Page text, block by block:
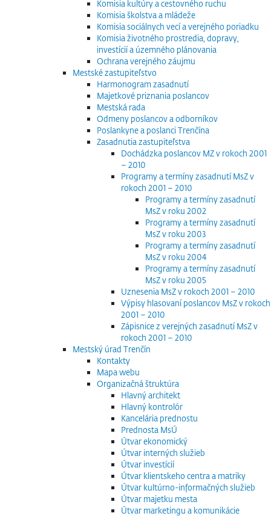
Komisia kultúry a cestovného ruchu
Komisia školstva a mládeže
Komisia sociálnych vecí a verejného poriadku
Komisia životného prostredia, dopravy,
investícií a územného plánovania
Ochrana verejného záujmu
Mestské zastupiteľstvo
Harmonogram zasadnutí
Majetkové priznania poslancov
Mestská rada
Odmeny poslancov a odborníkov
Poslankyne a poslanci Trenčína
Zasadnutia zastupiteľstva
Dochádzka poslancov MZ v rokoch 2001
– 2010
Programy a termíny zasadnutí MsZ v
rokoch 2001 – 2010
Programy a termíny zasadnutí
MsZ v roku 2002
Programy a termíny zasadnutí
MsZ v roku 2003
Programy a termíny zasadnutí
MsZ v roku 2004
Programy a termíny zasadnutí
MsZ v roku 2005
Uznesenia MsZ v rokoch 2001 – 2010
Výpisy hlasovaní poslancov MsZ v rokoch
2001 – 2010
Zápisnice z verejných zasadnutí MsZ v
rokoch 2001 – 2010
Mestský úrad Trenčín
Kontakty
Mapa webu
Organizačná štruktúra
Hlavný architekt
Hlavný kontrolór
Kancelária prednostu
Prednosta MsÚ
Útvar ekonomický
Útvar interných služieb
Útvar investícií
Útvar klientskeho centra a matriky
Útvar kultúrno-informačných služieb
Útvar majetku mesta
Útvar marketingu a komunikácie